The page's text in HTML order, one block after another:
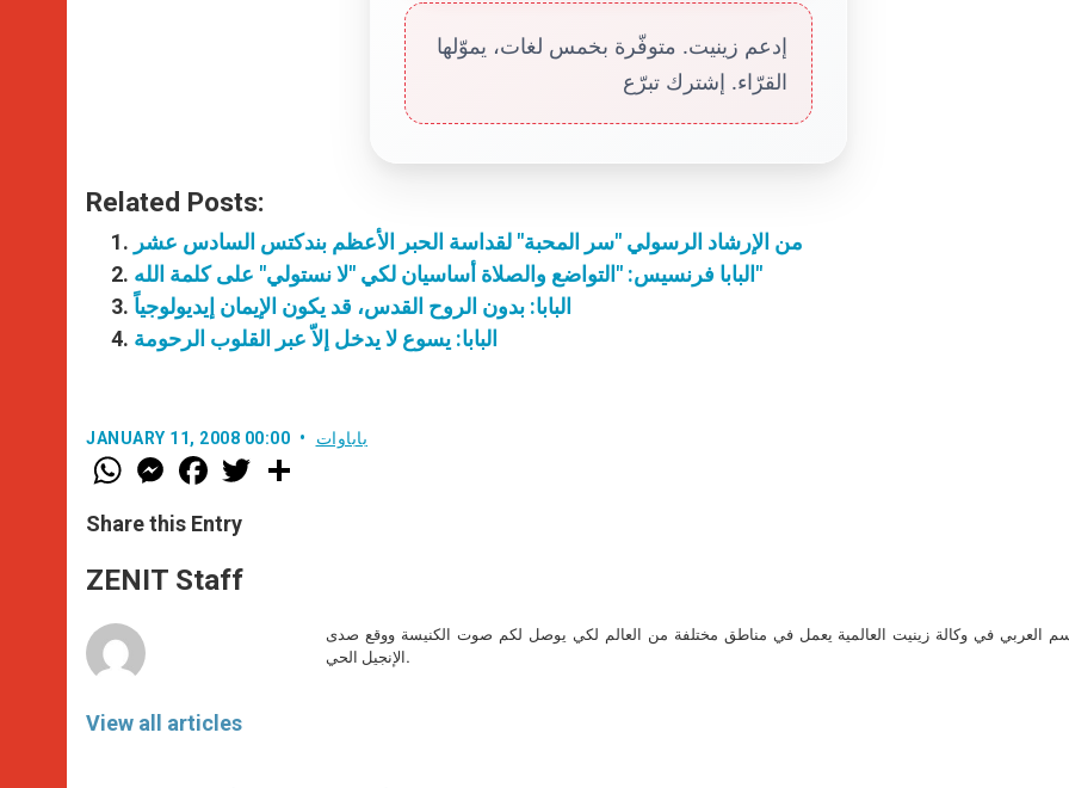
إدعم زينيت. متوفّرة بخمس لغات، يموّلها
القرّاء. إشترك تبرّع
Related Posts:
من الإرشاد الرسولي "سر المحبة" لقداسة الحبر الأعظم بندكتس السادس عشر
البابا فرنسيس: "التواضع والصلاة أساسيان لكي "لا نستولي" على كلمة الله"
البابا: بدون الروح القدس، قد يكون الإيمان إيديولوجياً
البابا: يسوع لا يدخل إلاّ عبر القلوب الرحومة
JANUARY 11, 2008 00:00 باباوات
W
h
t
s
p
p
M
e
s
e
g
e
F
a
e
b
o
k
w
Share this Entry
ZENIT Staff
View all articles
العربي في وكالة زينيت العالمية يعمل في مناطق مختلفة من العالم لكي يوصل لكم صوت الكنيسة ووقع صدى
الإنجيل الحي.